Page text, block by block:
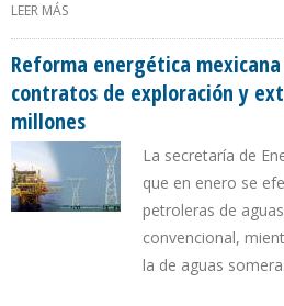
LEER MÁS
PETROECUADOR
Reforma energética
contratos de exploración y
millones
La secretaría de
que en enero se
petroleras de
convencional,
la de aguas